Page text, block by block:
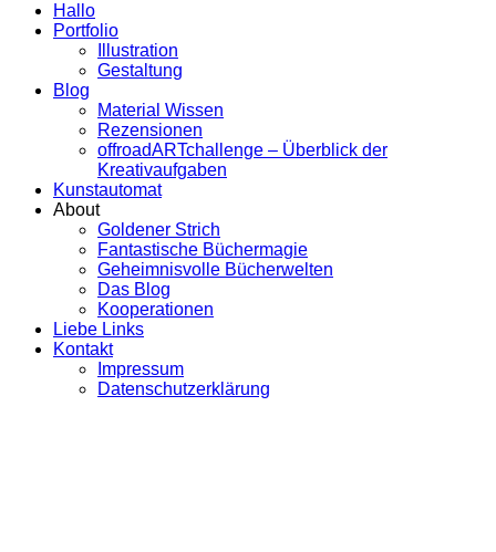
Hallo
Portfolio
Illustration
Gestaltung
Blog
Material Wissen
Rezensionen
offroadARTchallenge – Überblick der
Kreativaufgaben
Kunstautomat
About
Goldener Strich
Fantastische Büchermagie
Geheimnisvolle Bücherwelten
Das Blog
Kooperationen
Liebe Links
Kontakt
Impressum
Datenschutzerklärung